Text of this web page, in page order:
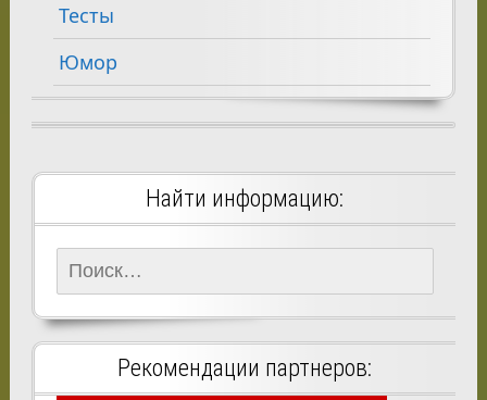
Тесты
Юмор
Найти информацию:
Найти:
Рекомендации партнеров: